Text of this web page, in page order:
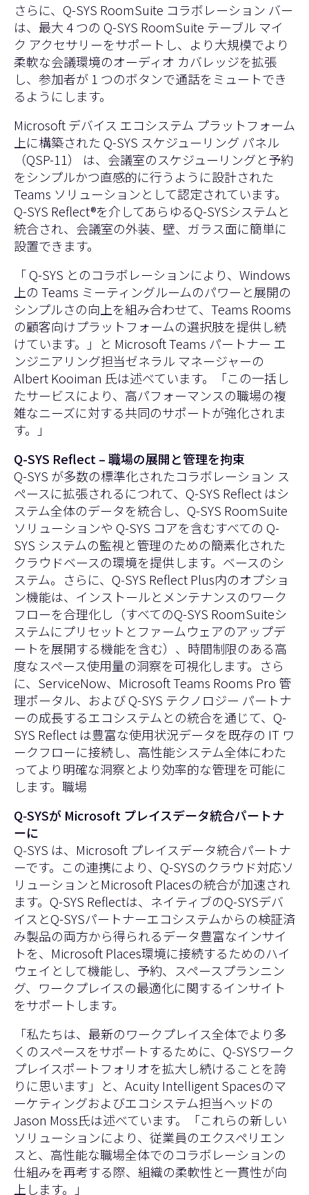
さらに、Q-SYS RoomSuite コラボレーション バー
は、最大 4 つの Q-SYS RoomSuite テーブル マイ
ク アクセサリーをサポートし、より大規模でより
柔軟な会議環境のオーディオ カバレッジを拡張
し、参加者が 1 つのボタンで通話をミュートでき
るようにします。
Microsoft デバイス エコシステム プラットフォーム
上に構築された Q-SYS スケジューリング パネル
（QSP-11） は、会議室のスケジューリングと予約
をシンプルかつ直感的に行うように設計された
Teams ソリューションとして認定されています。
Q-SYS Reflect®を介してあらゆるQ-SYSシステムと
統合され、会議室の外装、壁、ガラス面に簡単に
設置できます。
「 Q-SYS とのコラボレーションにより、Windows
上の Teams ミーティングルームのパワーと展開の
シンプルさの向上を組み合わせて、Teams Rooms
の顧客向けプラットフォームの選択肢を提供し続
けています。」と Microsoft Teams パートナー エ
ンジニアリング担当ゼネラル マネージャーの
Albert Kooiman 氏は述べています。「この一括し
たサービスにより、高パフォーマンスの職場の複
雑なニーズに対する共同のサポートが強化されま
す。」
Q-SYS Reflect – 職場の展開と管理を拘束
Q-SYS が多数の標準化されたコラボレーション ス
ペースに拡張されるにつれて、Q-SYS Reflect はシ
ステム全体のデータを統合し、Q-SYS RoomSuite
ソリューションや Q-SYS コアを含むすべての Q-
SYS システムの監視と管理のための簡素化された
クラウドベースの環境を提供します。ベースのシ
ステム。さらに、Q‑SYS Reflect Plus内のオプショ
ン機能は、インストールとメンテナンスのワーク
フローを合理化し（すべてのQ-SYS RoomSuiteシ
ステムにプリセットとファームウェアのアップデ
ートを展開する機能を含む）、時間制限のある高
度なスペース使用量の洞察を可視化します。さら
に、ServiceNow、Microsoft Teams Rooms Pro 管
理ポータル、および Q-SYS テクノロジー パートナ
ーの成長するエコシステムとの統合を通じて、Q-
SYS Reflect は豊富な使用状況データを既存の IT ワ
ークフローに接続し、高性能システム全体にわた
ってより明確な洞察とより効率的な管理を可能に
します。職場
Q‑SYSが Microsoft プレイスデータ統合パートナ
ーに
Q‑SYS は、Microsoft プレイスデータ統合パートナ
ーです。この連携により、Q-SYSのクラウド対応ソ
リューションとMicrosoft Placesの統合が加速され
ます。Q-SYS Reflectは、ネイティブのQ-SYSデバ
イスとQ-SYSパートナーエコシステムからの検証済
み製品の両方から得られるデータ豊富なインサイ
トを、Microsoft Places環境に接続するためのハイ
ウェイとして機能し、予約、スペースプランニン
グ、ワークプレイスの最適化に関するインサイト
をサポートします。
「私たちは、最新のワークプレイス全体でより多
くのスペースをサポートするために、Q‑SYSワーク
プレイスポートフォリオを拡大し続けることを誇
りに思います」と、Acuity Intelligent Spacesのマ
ーケティングおよびエコシステム担当ヘッドの
Jason Moss氏は述べています。「これらの新しい
ソリューションにより、従業員のエクスペリエン
スと、高性能な職場全体でのコラボレーションの
仕組みを再考する際、組織の柔軟性と一貫性が向
上します。」